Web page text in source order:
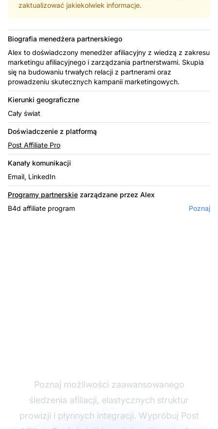
zaktualizować jakiekolwiek informacje.
Biografia menedżera partnerskiego
Alex to doświadczony menedżer afiliacyjny z wiedzą z zakresu
marketingu afiliacyjnego i zarządzania partnerstwami. Skupia
się na budowaniu trwałych relacji z partnerami oraz
prowadzeniu skutecznych kampanii marketingowych.
Kierunki geograficzne
Cały świat
Doświadczenie z platformą
Post Affiliate Pro
Kanały komunikacji
Email, LinkedIn
Programy partnerskie zarządzane przez Alex
B4d affiliate program
Poznaj
Poznaj możliwości zaawansowanego
śledzenia afiliacji, elastycznych struktur
prowizji i płynnych integracji. Wypróbuj Post